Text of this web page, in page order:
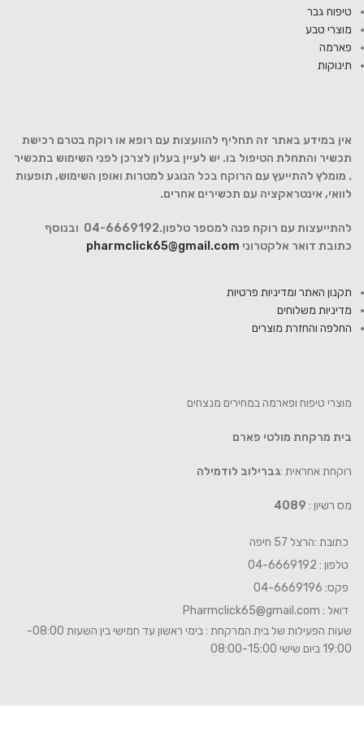
טיפוח גבר
מוצרי טבע
פארמה
תינוקות
אין במידע באתר זה תחליף להוועצות עם רופא או רוקח בטרם רכישת
תכשיר והתחלת הטיפול בו. יש לעיין בעלון לצרכן לפני השימוש בתכשיר
. מומלץ להתייעץ עם הרוקח בכל הנוגע למטרות ואופן השימוש, תופעות
לוואי, אינטראקציה עם תכשירים אחרים.
להתייעצות עם רוקח פנה למספר טלפון.04-6669192 ובנוסף
כתובת דואר אלקטרוני pharmclick65@gmail.com
תקנון האתר ומדיניות פרטיות
מדיניות משלוחים
החלפה והחזרת מוצרים
מוצרי טיפוח ופארמה במחירים מנצחים
בית מרקחת מולטי פארם
רוקחת אחראית :גברילוב לודמילה
מס רשיון : 4089
כתובת :הרצל 57 חיפה
טלפון : 04-6669192
פקס: 04-6669196
דואל : Pharmclick65@gmail.com
שעות הפעילות של בית המרקחת : בימי ראשון עד חמישי בין השעות 08:00-
19:00 ביום שישי 08:00-15:00